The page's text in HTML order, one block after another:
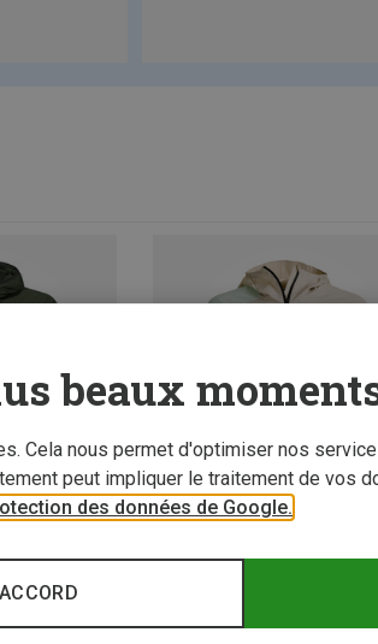
beaux
Cela nous permet d'optimiser nos
peut impliquer le traitement de vos
des données de Google.